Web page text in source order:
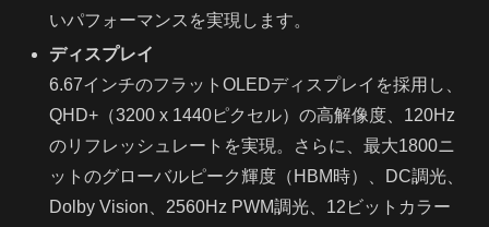
いパフォーマンスを実現します。
ディスプレイ
6.67インチのフラットOLEDディスプレイを採用し、
QHD+（3200 x 1440ピクセル）の高解像度、120Hz
のリフレッシュレートを実現。さらに、最大1800ニ
ットのグローバルピーク輝度（HBM時）、DC調光、
Dolby Vision、2560Hz PWM調光、12ビットカラー